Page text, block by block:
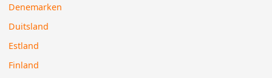
Denemarken
Duitsland
Estland
Finland